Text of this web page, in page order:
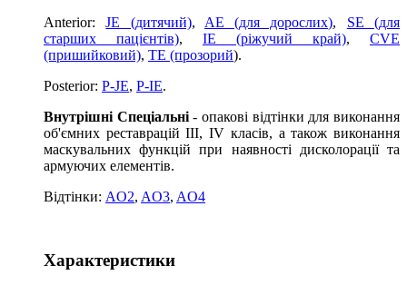
Anterior:JE (дитячий), AE (для дорослих), SE (для
старших пацієнтів), IE (ріжучий край), CVE
(пришийковий), ТE (прозорий).
Posterior: P-JE, P-IE.
Внутрішні Спеціальні- опакові відтінки для виконання
об'ємних реставрацій III, IV класів, а також виконання
маскувальних функцій при наявності дисколорації та
армуючих елементів.
Відтінки: AO2, AO3, AO4
Характеристики